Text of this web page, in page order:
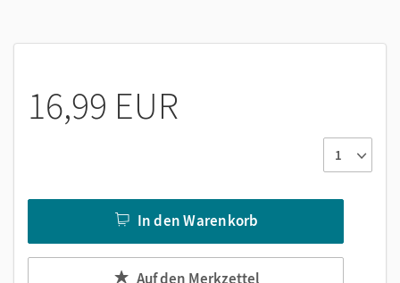
16,99 EUR
In den Warenkorb
Auf den Merkzettel